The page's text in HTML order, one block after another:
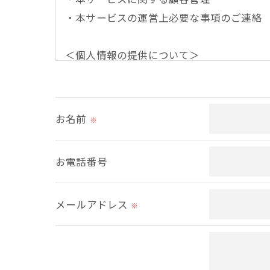
・本サービスの運営上必要な事項のご連絡
＜個人情報の提供について＞
これらの委託先に対しては個人情報保護契
＜個人情報の安全管理＞
当社では、個人情報の漏洩等がなされない
お名前 ※
お電話番号
メールアドレス ※